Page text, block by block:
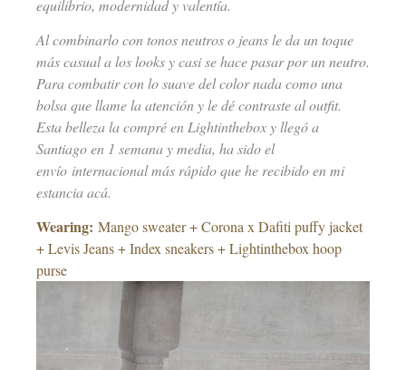
equilibrio, modernidad y valentía.
Al combinarlo con tonos neutros o jeans le da un toque
más casual a los looks y casi se hace pasar por un neutro.
Para combatir con lo suave del color nada comouna
bolsa que llame la atencióny le dé contraste al outfit.
Esta belleza la compré en Lightinthebox y llegó a
Santiago en 1 semana y media, ha sido el
envío internacional más rápido que he recibido en mi
estancia acá.
Wearing: Mango sweater + Corona x Dafiti puffy jacket
+ Levis Jeans + Index sneakers + Lightinthebox hoop
purse